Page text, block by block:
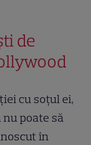
de
cu soțul ei,
nu poate să
în